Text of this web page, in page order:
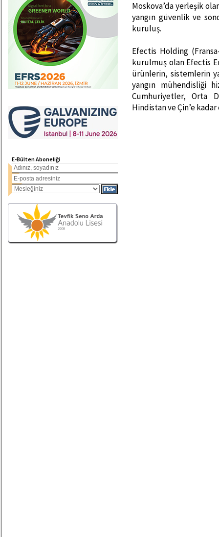
E-Bülten Aboneliği
Moskova’da yerleşik
yangın güvenlik ve
kuruluş.
Efectis Holding
kurulmuş olan Efectis
ürünlerin, sistemlerin
yangın mühendisliği
Cumhuriyetler, Orta
Hindistan ve Çin’e